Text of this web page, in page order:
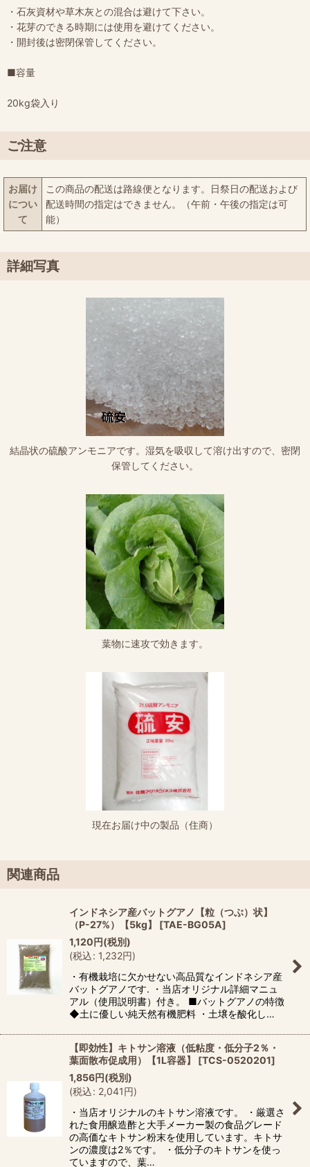
・石灰資材や草木灰との混合は避けて下さい。
・花芽のできる時期には使用を避けてください。
・開封後は密閉保管してください。
■容量
20kg袋入り
ご注意
お届け
につい
て
この商品の配送は路線便となります。日祭日の配送および
配送時間の指定はできません。（午前・午後の指定は可
能）
詳細写真
結晶状の硫酸アンモニアです。湿気を吸収して溶け出すので、密閉
保管してください。
葉物に速攻で効きます。
現在お届け中の製品（住商）
関連商品
インドネシア産バットグアノ【粒（つぶ）状】
（P-27%）【5kg】
[TAE-BG05A]
1,120円(税別)
(税込: 1,232円)
・有機栽培に欠かせない高品質なインドネシア産
バットグアノです. ・当店オリジナル詳細マニュ
アル（使用説明書）付き。 ■バットグアノの特徴
◆土に優しい純天然有機肥料 ・土壌を酸化し…
【即効性】キトサン溶液（低粘度・低分子2％・
葉面散布促成用）【1L容器】
[TCS-0520201]
1,856円(税別)
(税込: 2,041円)
・当店オリジナルのキトサン溶液です。 ・厳選さ
れた食用醸造酢と大手メーカー製の食品グレード
の高価なキトサン粉末を使用しています。キトサ
ンの濃度は2％です。 ・低分子のキトサンを使っ
ていますので、葉…